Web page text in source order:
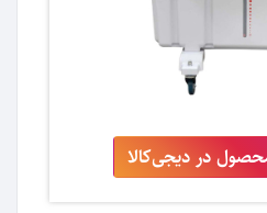
در دیجی‌کالا